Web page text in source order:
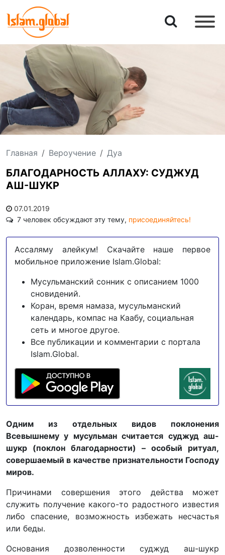
Главная Вероучение Дуа
БЛАГОДАРНОСТЬ АЛЛАХУ: СУДЖУД
АШ-ШУКР
07.01.2019
7 человек обсуждают эту тему, присоединяйтесь!
Ассаляму алейкум! Скачайте наше первое
мобильное приложение Islam.Global:
Мусульманский сонник с описанием 1000
сновидений.
Коран, время намаза, мусульманский
календарь, компас на Каабу, социальная
сеть и многое другое.
Все публикации и комментарии с портала
Islam.Global.
Одним из отдельных видов поклонения
Всевышнему у мусульман считается суджуд аш-
шукр (поклон благодарности) – особый ритуал,
совершаемый в качестве признательности Господу
миров.
Причинами совершения этого действа может
служить получение какого-то радостного известия
либо спасение, возможность избежать несчастья
или беды.
Основания дозволенности суджуд аш-шукр